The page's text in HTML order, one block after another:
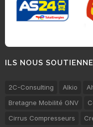
ILS NOUS
2C-Consulting Alkio
Bretagne Mobilité GNV
Cirrus Compresseurs